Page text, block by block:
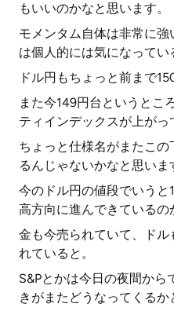
もいいのかなと思います。
モメンタム自体は非常に
は個人的には気になってい
ドル円もちょっと前まで
また今149円台というとこ
ティインデックスが上がっ
ちょっと仕様名がまたこ
るんじゃないかなと思いま
今のドル円の値段でいうと
高方向に進んできているの
金も今売られていて、ド
れていると。
S&Pとかは今日の夜間か
きがまたどうなってくるか